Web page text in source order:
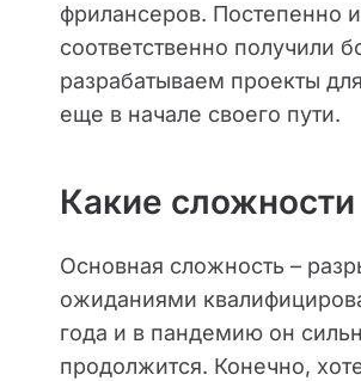
фрилансеров. Постепенно
соответственно получили
разрабатываем проекты
еще в начале своего пути.
Какие
Основная сложность –
ожиданиями
года и в пандемию он
продолжится. Конечно,